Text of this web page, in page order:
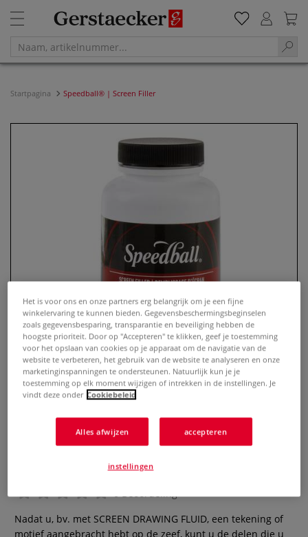
Startpagina Speedball® | Screen Filler
Speedball® | Screen Filler
0 Beoordeling
Nadat u, bv. met SCREEN DRAWING FLUID, een tekening of
motief aangebracht hebt op de zeef, kunt u de delen die u
Het is voor ons en onze partners erg belangrijk om je een fijne
winkelervaring te kunnen bieden. Gegevensbeschermingsbeginselen
zoals gegevensbesparing, transparantie en beveiliging hebben de
hoogste prioriteit. Door op "Accepteren" te klikken, geef je toestemming
voor het opslaan van cookies op je apparaat om de navigatie van de
website te verbeteren, het gebruik van de website te analyseren en onze
marketinginspanningen te ondersteunen. Natuurlijk kun je je
toestemming op elk moment wijzigen of intrekken in de instellingen. Je
vindt deze onder Cookiebeleid
Alles afwijzen accepteren
instellingen